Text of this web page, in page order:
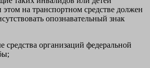
на транспортном средстве должен
опознавательный знак
средства организаций федеральной